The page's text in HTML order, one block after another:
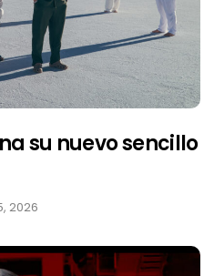
su nuevo sencillo
2026